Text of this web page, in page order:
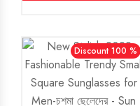
Discount 100 %